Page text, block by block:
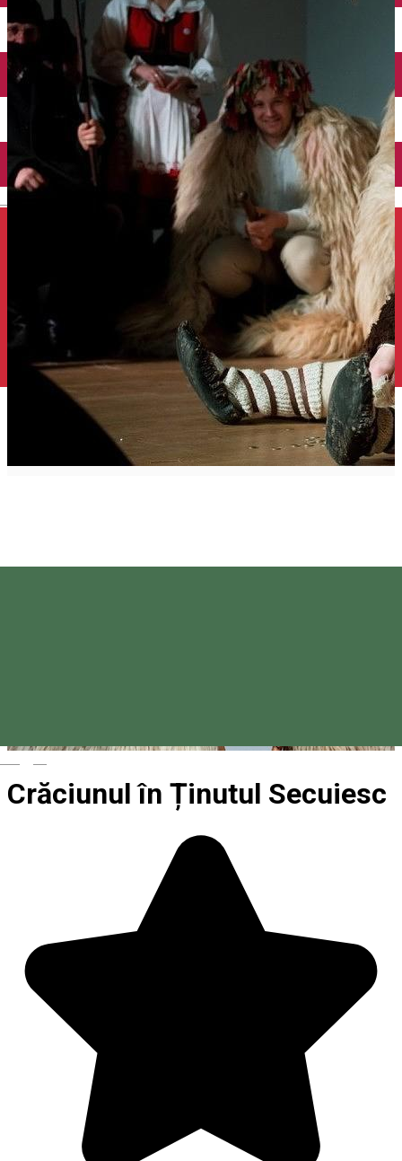
Închirieri auto
Închirieri de biciclete
Crăciunul în Ținutul Secuiesc